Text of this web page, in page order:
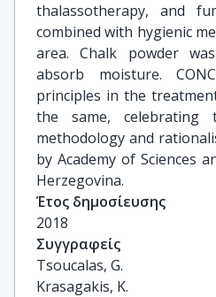
thalassotherapy, and
combined with hygienic
area. Chalk powder
absorb moisture.
principles in the
the same, celebrating
methodology and
by Academy of Sciences
Herzegovina.
Έτος δημοσίευσης
2018
Συγγραφείς
Tsoucalas, G.
Krasagakis, K.